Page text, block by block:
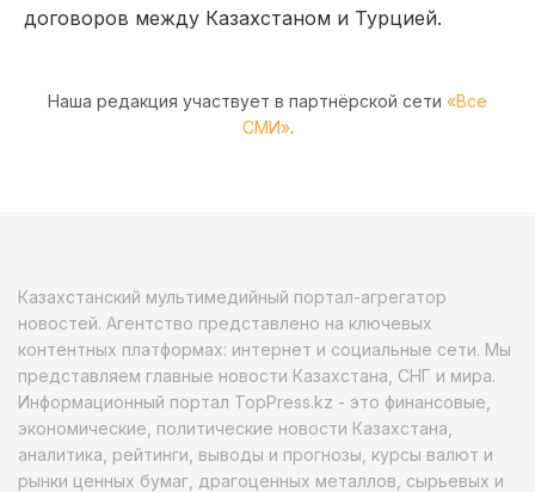
договоров между Казахстаном и Турцией.
Наша редакция участвует в партнёрской сети «Все
СМИ».
Казахстанский мультимедийный портал-агрегатор
новостей. Агентство представлено на ключевых
контентных платформах: интернет и социальные сети. Мы
представляем главные новости Казахстана, СНГ и мира.
Информационный портал TopPress.kz - это финансовые,
экономические, политические новости Казахстана,
аналитика, рейтинги, выводы и прогнозы, курсы валют и
рынки ценных бумаг, драгоценных металлов, сырьевых и